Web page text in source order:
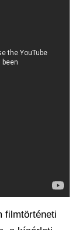
filmtörténeti